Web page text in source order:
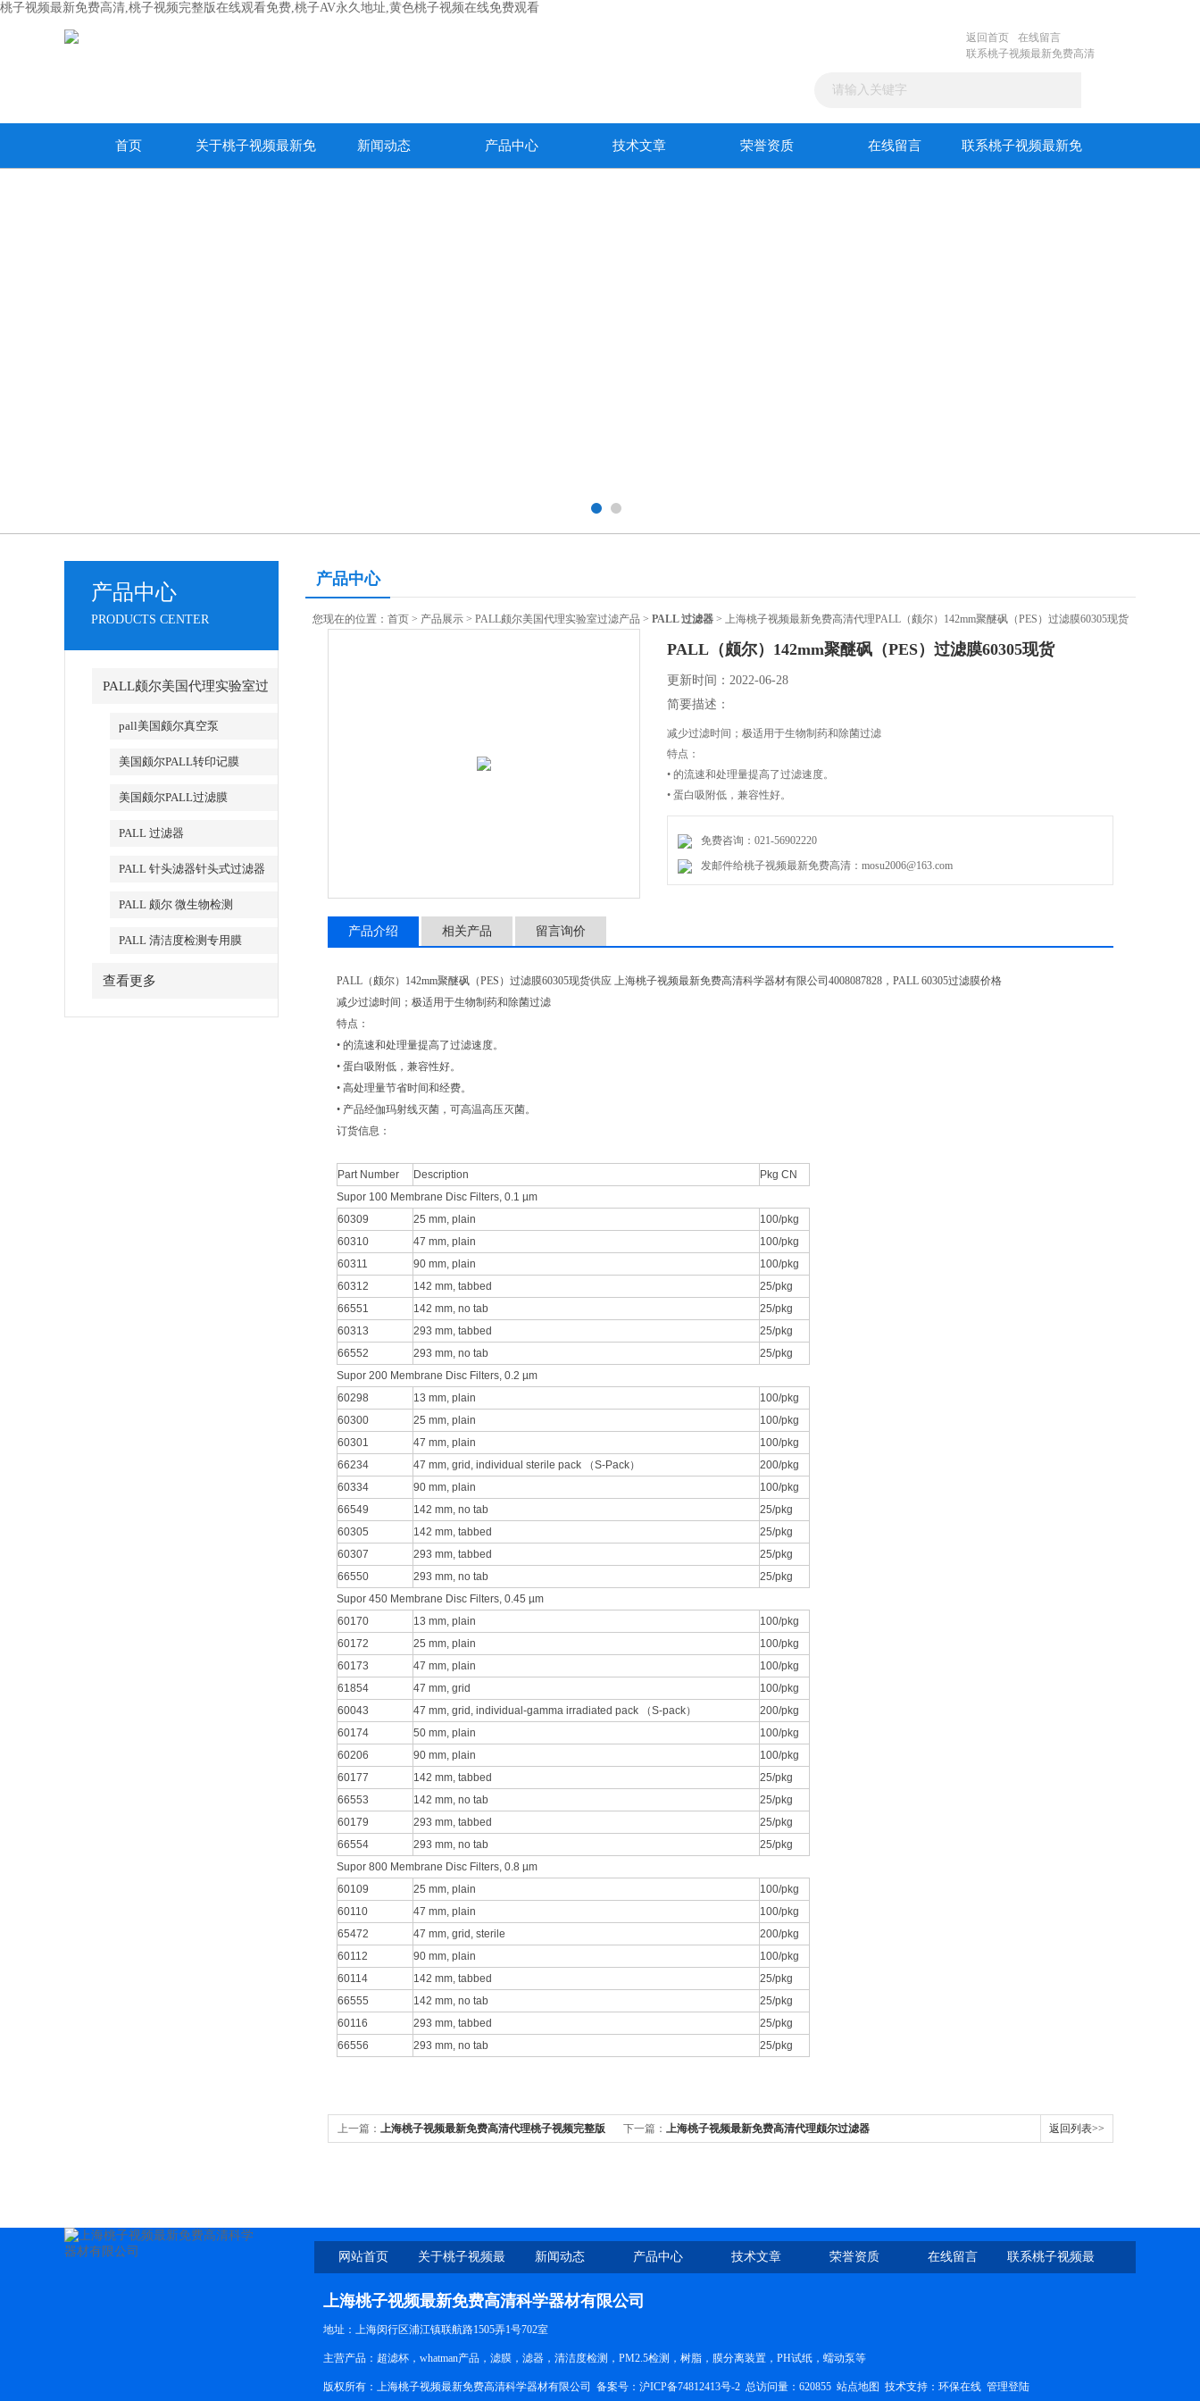
桃子视频最新免费高清,桃子视频完整版在线观看免费,桃子AV永久地址,黄色桃子视频在线免费观看
返回首页
在线留言
联系桃子视频最新免费高清
首页 关于桃子视频最新免 新闻动态 产品中心 技术文章 荣誉资质 在线留言 联系桃子视频最新免
产品中心
PRODUCTS CENTER
PALL颇尔美国代理实验室过
滤产品pall美国颇尔真空泵
美国颇尔PALL转印记膜
美国颇尔PALL过滤膜
PALL 过滤器
PALL 针头滤器针头式过滤器
PALL 颇尔 微生物检测
PALL 清洁度检测专用膜
查看更多
产品中心
您现在的位置： 首页 > 产品展示 > PALL颇尔美国代理实验室过滤产品 > PALL 过滤器 > 上海桃子视频最新免费高清代理PALL（颇尔）142mm聚醚砜（PES）过滤膜60305现货
PALL（颇尔）142mm聚醚砜（PES）过滤膜60305现货
更新时间：2022-06-28
简要描述：
减少过滤时间；极适用于生物制药和除菌过滤
特点：
• 的流速和处理量提高了过滤速度。
• 蛋白吸附低，兼容性好。
免费咨询：021-56902220
发邮件给桃子视频最新免费高清：mosu2006@163.com
产品介绍 相关产品 留言询价
PALL（颇尔）142mm聚醚砜（PES）过滤膜60305现货供应 上海桃子视频最新免费高清科学器材有限公司4008087828，PALL 60305过滤膜价格
减少过滤时间；极适用于生物制药和除菌过滤
特点：
• 的流速和处理量提高了过滤速度。
• 蛋白吸附低，兼容性好。
• 高处理量节省时间和经费。
• 产品经伽玛射线灭菌，可高温高压灭菌。
订货信息：
Part Number Description
Pkg CN
Supor 100 Membrane Disc Filters, 0.1 µm
60309
25 mm, plain
100/pkg
60310
47 mm, plain
100/pkg
60311
90 mm, plain
100/pkg
60312
142 mm, tabbed
25/pkg
66551
142 mm, no tab
25/pkg
60313
293 mm, tabbed
25/pkg
66552
293 mm, no tab
25/pkg
Supor 200 Membrane Disc Filters, 0.2 µm
60298
13 mm, plain
100/pkg
60300
25 mm, plain
100/pkg
60301
47 mm, plain
100/pkg
66234
47 mm, grid, individual sterile pack （S-Pack）
200/pkg
60334
90 mm, plain
100/pkg
66549
142 mm, no tab
25/pkg
60305
142 mm, tabbed
25/pkg
60307
293 mm, tabbed
25/pkg
66550
293 mm, no tab
25/pkg
Supor 450 Membrane Disc Filters, 0.45 µm
60170
13 mm, plain
100/pkg
60172
25 mm, plain
100/pkg
60173
47 mm, plain
100/pkg
61854
47 mm, grid
100/pkg
60043
47 mm, grid, individual-gamma irradiated pack （S-pack）
200/pkg
60174
50 mm, plain
100/pkg
60206
90 mm, plain
100/pkg
60177
142 mm, tabbed
25/pkg
66553
142 mm, no tab
25/pkg
60179
293 mm, tabbed
25/pkg
66554
293 mm, no tab
25/pkg
Supor 800 Membrane Disc Filters, 0.8 µm
60109
25 mm, plain
100/pkg
60110
47 mm, plain
100/pkg
65472
47 mm, grid, sterile
200/pkg
60112
90 mm, plain
100/pkg
60114
142 mm, tabbed
25/pkg
66555
142 mm, no tab
25/pkg
60116
293 mm, tabbed
25/pkg
66556
293 mm, no tab 25/pkg
上一篇： 上海桃子视频最新免费高清代理桃子视频完整版 下一篇： 上海桃子视频最新免费高清代理颇尔过滤器 返回列表>>
网站首页 关于桃子视频最
新免费高清
新闻动态 产品中心 技术文章 荣誉资质 在线留言 联系桃子视频最
上海桃子视频最新免费高清科学器材有限公司
地址：上海闵行区浦江镇联航路1505弄1号702室
主营产品：超滤杯，whatman产品，滤膜，滤器，清洁度检测，PM2.5检测，树脂，膜分离装置，PH试纸，蠕动泵等
版权所有：上海桃子视频最新免费高清科学器材有限公司 备案号： 沪ICP备74812413号-2 总访问量：620855 站点地图 技术支持： 环保在线 管理登陆